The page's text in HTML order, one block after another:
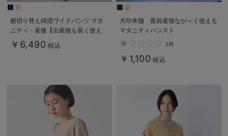
裾切り替え綿混ワイドパンツ マタ
ニティ・産後【出産後も長く使え
る】
￥6,490 税込
犬印本舗 産前産後なが～く使える
マタニティパンスト
1件
￥1,100 税込